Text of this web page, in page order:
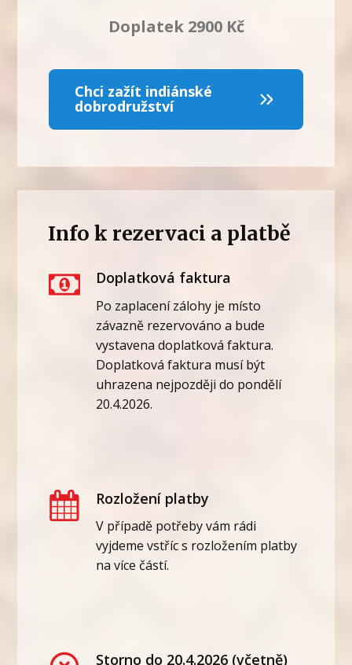
Doplatek 2900 Kč
Chci zažít indiánské
dobrodružství
Info k rezervaci a platbě
Doplatková faktura
Po zaplacení zálohy je místo
závazně rezervováno a bude
vystavena doplatková faktura.
Doplatková faktura musí být
uhrazena nejpozději do pondělí
20.4.2026.
Rozložení platby
V případě potřeby vám rádi
vyjdeme vstříc s rozložením platby
na více částí.
Storno do 20.4.2026 (včetně)